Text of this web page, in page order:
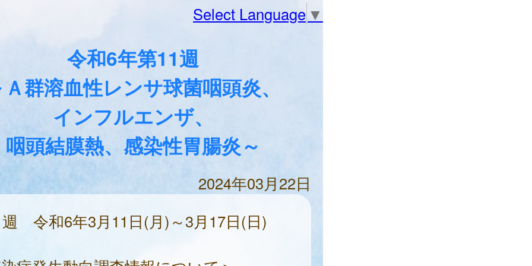
Select Language ▼
令和6年第11週
群溶血性レンサ球菌咽頭炎、
インフルエンザ、
咽頭結膜熱、感染性胃腸炎～
2024年03月22日
令和6年3月11日(月)～3月17日(日)